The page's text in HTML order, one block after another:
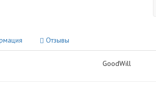
Отзывы
GoodWill